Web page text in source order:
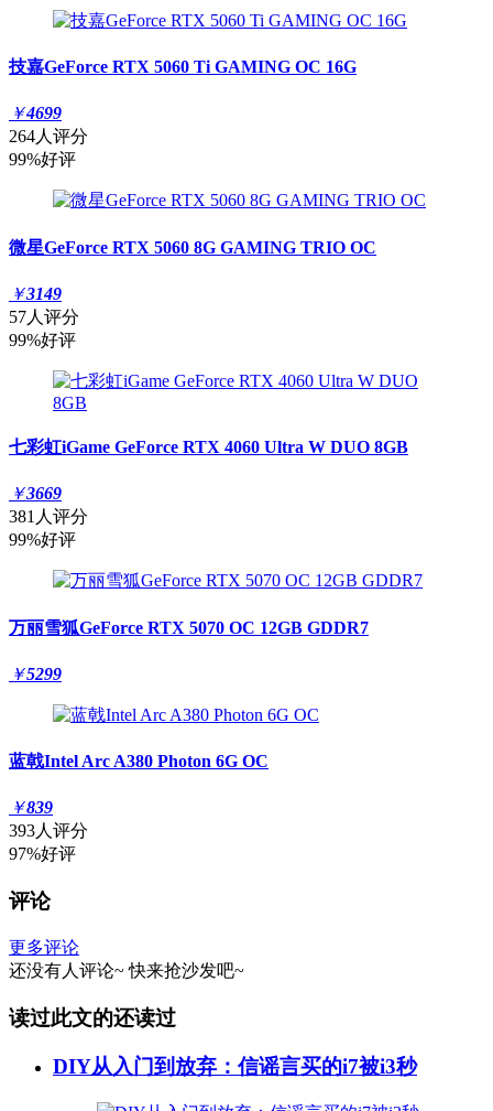
技嘉GeForce RTX 5060 Ti GAMING OC 16G
￥4699
264人评分
99%好评
微星GeForce RTX 5060 8G GAMING TRIO OC
￥3149
57人评分
99%好评
七彩虹iGame GeForce RTX 4060 Ultra W DUO 8GB
￥3669
381人评分
99%好评
万丽雪狐GeForce RTX 5070 OC 12GB GDDR7
￥5299
蓝戟Intel Arc A380 Photon 6G OC
￥839
393人评分
97%好评
评论
更多评论
还没有人评论~ 快来抢沙发吧~
读过此文的还读过
DIY从入门到放弃：信谣言买的i7被i3秒